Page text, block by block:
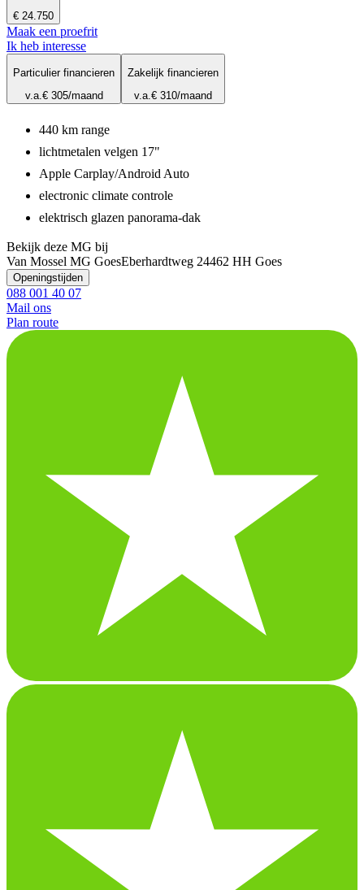
€ 24.750
Maak een proefrit
Ik heb interesse
Particulier financieren
v.a.€ 305/maand
Zakelijk financieren
v.a.€ 310/maand
440 km range
lichtmetalen velgen 17"
Apple Carplay/Android Auto
electronic climate controle
elektrisch glazen panorama-dak
Bekijk deze MG bij
Van Mossel MG GoesEberhardtweg 24462 HH Goes
Openingstijden
088 001 40 07
Mail ons
Plan route